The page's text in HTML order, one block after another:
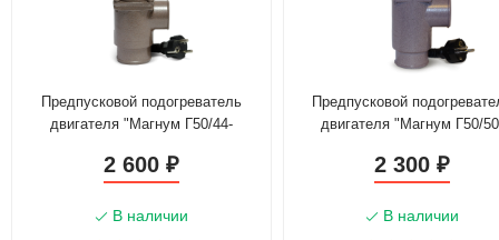
Предпусковой подогреватель
двигателя "Магнум Г50/44-
2 600 ₽
В наличии
Предпусковой
двигателя "Магнум Г50/
2 300₽
В наличии